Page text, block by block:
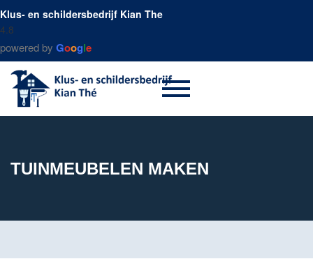
Klus- en schildersbedrijf Kian The
4.8
powered by Google
TUINMEUBELEN MAKEN